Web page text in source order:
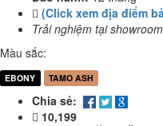
(Click xem địa điểm
Trải nghiệm tại showroom
Màu sắc:
EBONY TAMO ASH
Chia sẻ:
10,199